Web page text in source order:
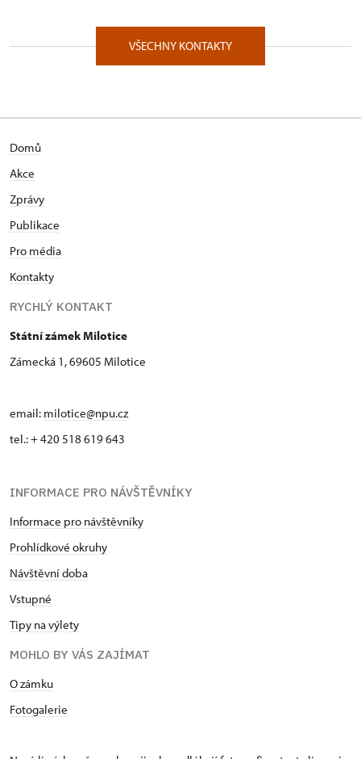
VŠECHNY KONTAKTY
Domů
Akce
Zprávy
Publikace
Pro média
Kontakty
RYCHLÝ KONTAKT
Státní zámek Milotice
Zámecká 1, 69605 Milotice
email: milotice@npu.cz
tel.: + 420 518 619 643
INFORMACE PRO NÁVŠTĚVNÍKY
Informace pro návštěvníky
Prohlídkové okruhy
Návštěvní doba
Vstupné
Tipy na výlety
MOHLO BY VÁS ZAJÍMAT
O zámku
Fotogalerie